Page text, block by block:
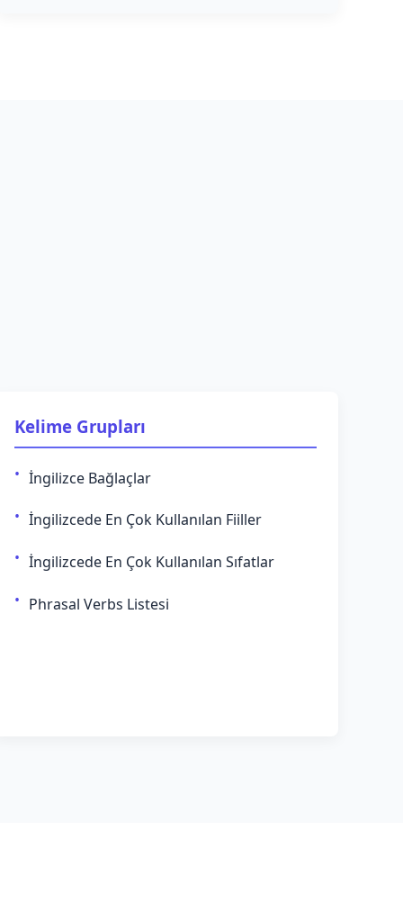
Kelime Grupları
İngilizce Bağlaçlar
İngilizcede En Çok Kullanılan Fiiller
İngilizcede En Çok Kullanılan Sıfatlar
Phrasal Verbs Listesi